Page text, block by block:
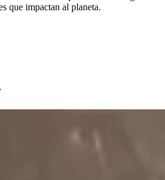
que impactan al planeta.